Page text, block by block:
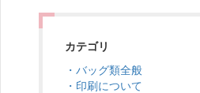
カテゴリ
・バッグ類全般
・印刷について